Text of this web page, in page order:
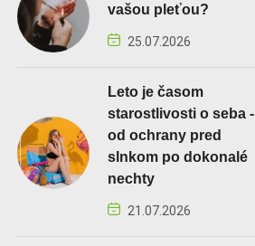
vašou pleťou?
25.07.2026
Leto je časom
starostlivosti o seba -
od ochrany pred
slnkom po dokonalé
nechty
21.07.2026